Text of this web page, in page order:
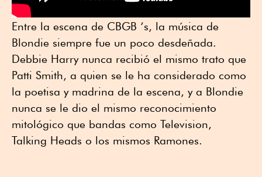
Entre la escena de CBGB ‘s, la música de
Blondie siempre fue un poco desdeñada.
Debbie Harry nunca recibió el mismo trato que
Patti Smith, a quien se le ha considerado como
la poetisa y madrina de la escena, y a Blondie
nunca se le dio el mismo reconocimiento
mitológico que bandas como Television,
Talking Heads o los mismos Ramones.